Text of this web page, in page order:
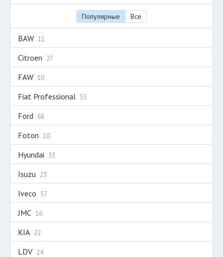
Популярные Все
BAW 11
Citroen 27
FAW 10
Fiat Professional 55
Ford 68
Foton 10
Hyundai 33
Isuzu 23
Iveco 57
JMC 16
KIA 22
LDV 24